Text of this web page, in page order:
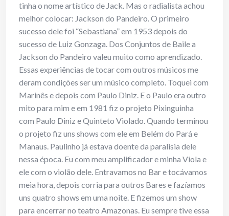
tinha o nome artístico de Jack. Mas o radialista achou
melhor colocar: Jackson do Pandeiro. O primeiro
sucesso dele foi “Sebastiana” em 1953 depois do
sucesso de Luiz Gonzaga. Dos Conjuntos de Baile a
Jackson do Pandeiro valeu muito como aprendizado.
Essas experiências de tocar com outros músicos me
deram condições ser um músico completo. Toquei com
Marinês e depois com Paulo Diniz. E o Paulo era outro
mito para mim e em 1981 fiz o projeto Pixinguinha
com Paulo Diniz e Quinteto Violado. Quando terminou
o projeto fiz uns shows com ele em Belém do Pará e
Manaus. Paulinho já estava doente da paralisia dele
nessa época. Eu com meu amplificador e minha Viola e
ele com o violão dele. Entravamos no Bar e tocávamos
meia hora, depois corria para outros Bares e fazíamos
uns quatro shows em uma noite. E fizemos um show
para encerrar no teatro Amazonas. Eu sempre tive essa